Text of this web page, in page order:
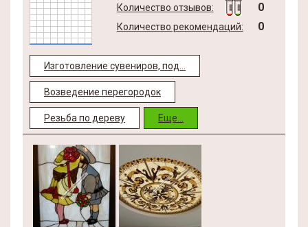
Количество отзывов: 0
Количество рекомендаций: 0
Изготовление сувениров, под...
Возведение перегородок
Резьба по дереву Еще...